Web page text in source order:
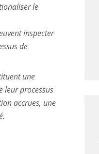
le
inspecter
de
une
leur processus
accrues, une